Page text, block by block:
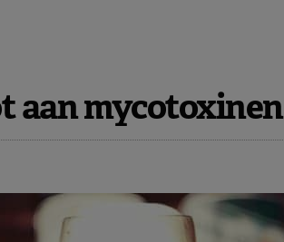
aan mycotoxinen